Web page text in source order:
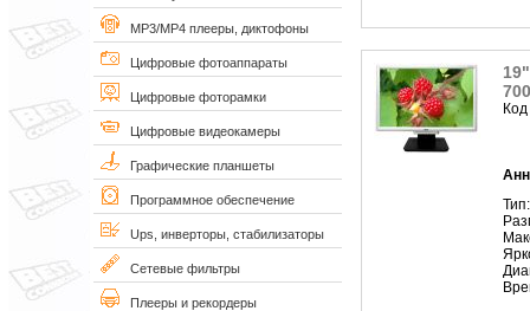
MP3/MP4 плееры, диктофоны
Цифровые фотоаппараты
Цифровые фоторамки
Цифровые видеокамеры
Графические планшеты
Программное обеспечение
Ups, инверторы, стабилизаторы
Сетевые фильтры
Плееры и рекордеры